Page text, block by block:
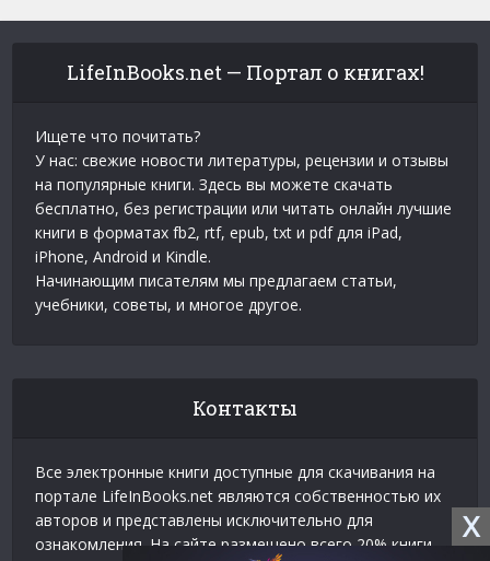
X
LifeInBooks.net — Портал о книгах!
Ищете что почитать?
У нас: свежие новости литературы, рецензии и отзывы
на популярные книги. Здесь вы можете скачать
бесплатно, без регистрации или читать онлайн лучшие
книги в форматах fb2, rtf, epub, txt и pdf для iPad,
iPhone, Android и Kindle.
Начинающим писателям мы предлагаем статьи,
учебники, советы, и многое другое.
Контакты
Все электронные книги доступные для скачивания на
портале LifeInBooks.net являются собственностью их
авторов и представлены исключительно для
ознакомления. На сайте размещено всего 20% книги